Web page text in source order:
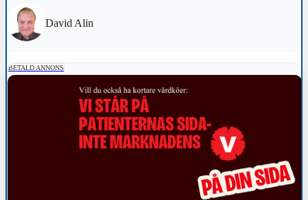
David Alin
BETALD ANNONS